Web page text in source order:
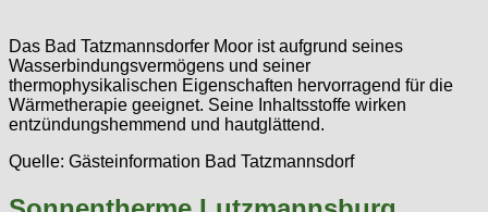
Das Bad Tatzmannsdorfer Moor ist aufgrund seines
Wasserbindungsvermögens und seiner
thermophysikalischen Eigenschaften hervorragend für die
Wärmetherapie geeignet. Seine Inhaltsstoffe wirken
entzündungshemmend und hautglättend.
Quelle: Gästeinformation Bad Tatzmannsdorf